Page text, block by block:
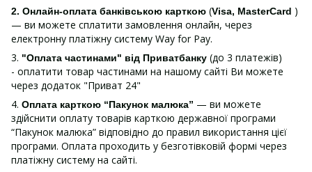
2. Онлайн-оплата банківською карткою (Visa, MasterCard )
— ви можете сплатити замовлення онлайн, через
електронну платіжну систему Way for Pay.
3. "Оплата частинами" від Приватбанку (до 3 платежів)
- оплатити товар частинами на нашому сайті Ви можете
через додаток "Приват 24"
4. Оплата карткою “Пакунок малюка” — ви можете
здійснити оплату товарів карткою державної програми
“Пакунок малюка” відповідно до правил використання цієї
програми. Оплата проходить у безготівковій формі через
платіжну систему на сайті.